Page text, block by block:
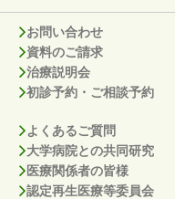
お問い合わせ
資料のご請求
治療説明会
初診予約・ご相談予約
よくあるご質問
大学病院との共同研究
医療関係者の皆様
認定再生医療等委員会